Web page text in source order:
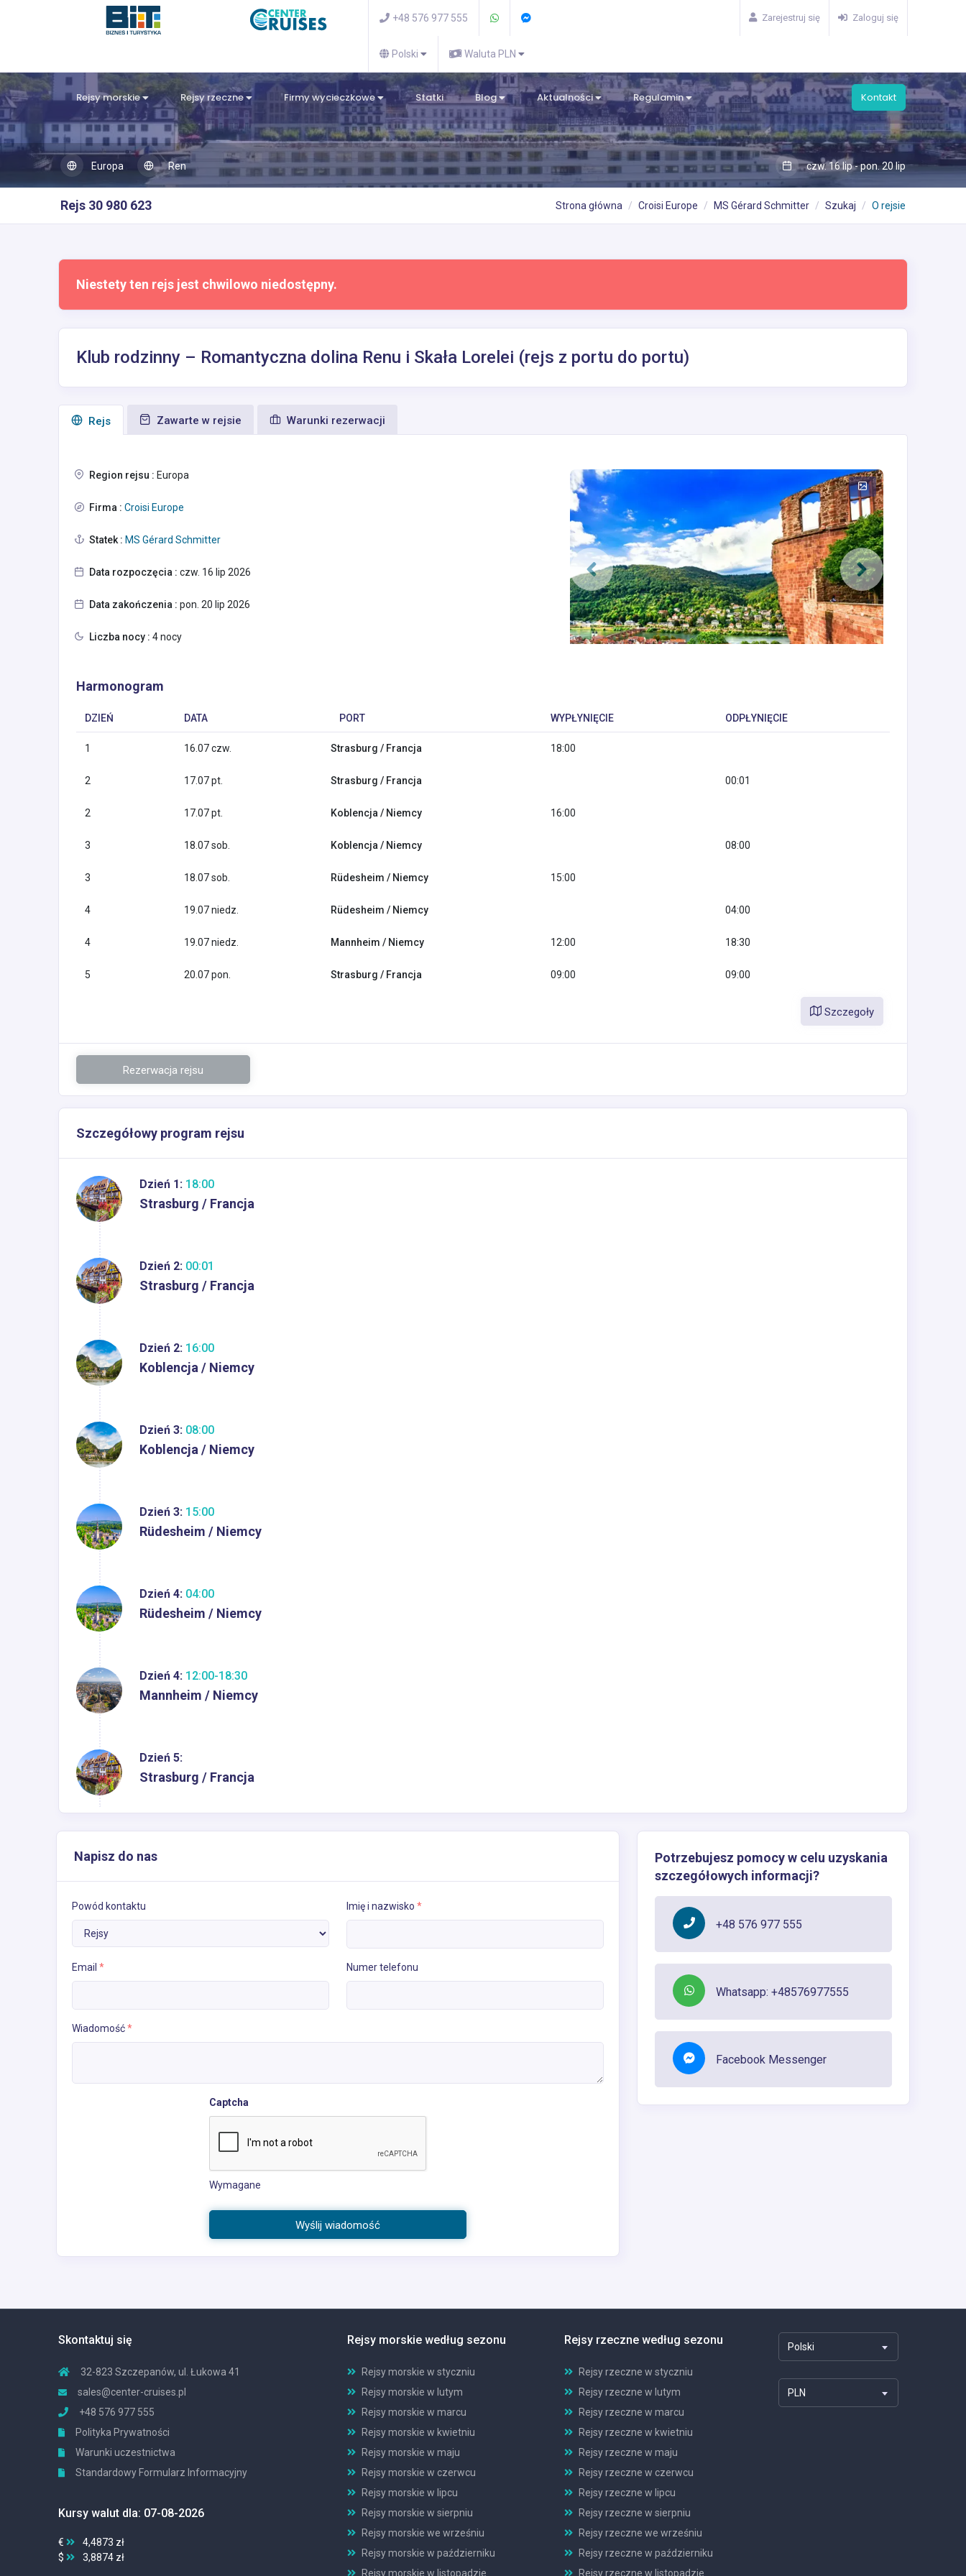
+48 576 977 555
Polski Waluta PLN
Zarejestruj się Zaloguj się
Rejsy morskie Rejsy rzeczne Firmy wycieczkowe Statki Blog Aktualności Regulamin Kontakt
Europa Ren czw. 16 lip - pon. 20 lip
Rejs 30 980 623 Strona główna Croisi Europe MS Gérard Schmitter Szukaj O rejsie
Niestety ten rejs jest chwilowo niedostępny.
Klub rodzinny – Romantyczna dolina Renu i Skała Lorelei (rejs z portu do portu)
Rejs Zawarte w rejsie Warunki rezerwacji
Region rejsu : Europa
Firma : Croisi Europe
Statek : MS Gérard Schmitter
Data rozpoczęcia : czw. 16 lip 2026
Data zakończenia : pon. 20 lip 2026
Liczba nocy : 4 nocy
Harmonogram
DZIEŃ DATA PORT WYPŁYNIĘCIE ODPŁYNIĘCIE
1 16.07 czw. Strasburg / Francja 18:00
2 17.07 pt. Strasburg / Francja 00:01
2 17.07 pt. Koblencja / Niemcy 16:00
3 18.07 sob. Koblencja / Niemcy 08:00
3 18.07 sob. Rüdesheim / Niemcy 15:00
4 19.07 niedz. Rüdesheim / Niemcy 04:00
4 19.07 niedz. Mannheim / Niemcy 12:00 18:30
5 20.07 pon. Strasburg / Francja 09:00 09:00
Szczegoły
Rezerwacja rejsu
Szczegółowy program rejsu
Dzień 1: 18:00
Strasburg / Francja
Dzień 2: 00:01
Strasburg / Francja
Dzień 2: 16:00
Koblencja / Niemcy
Dzień 3: 08:00
Koblencja / Niemcy
Dzień 3: 15:00
Rüdesheim / Niemcy
Dzień 4: 04:00
Rüdesheim / Niemcy
Dzień 4: 12:00-18:30
Mannheim / Niemcy
Dzień 5:
Strasburg / Francja
Napisz do nas
Powód kontaktu Imię i nazwisko *
Email * Numer telefonu
Wiadomość*
Captcha
Wymagane
Wyślij wiadomość
Potrzebujesz pomocy w celu uzyskania
szczegółowych informacji?
+48 576 977 555
Whatsapp: +48576977555
Facebook Messenger
Skontaktuj się
32-823 Szczepanów, ul. Łukowa 41
sales@center-cruises.pl
+48 576 977 555
Polityka Prywatności
Warunki uczestnictwa
Standardowy Formularz Informacyjny
Kursy walut dla: 07-08-2026
€
4,4873 zł
$
3,8874 zł
Rejsy morskie według sezonu
Rejsy morskie w styczniu
Rejsy morskie w lutym
Rejsy morskie w marcu
Rejsy morskie w kwietniu
Rejsy morskie w maju
Rejsy morskie w czerwcu
Rejsy morskie w lipcu
Rejsy morskie w sierpniu
Rejsy morskie we wrześniu
Rejsy morskie w październiku
Rejsy morskie w listopadzie
Rejsy rzeczne według sezonu
Rejsy rzeczne w styczniu
Rejsy rzeczne w lutym
Rejsy rzeczne w marcu
Rejsy rzeczne w kwietniu
Rejsy rzeczne w maju
Rejsy rzeczne w czerwcu
Rejsy rzeczne w lipcu
Rejsy rzeczne w sierpniu
Rejsy rzeczne we wrześniu
Rejsy rzeczne w październiku
Rejsy rzeczne w listopadzie
Polski
PLN